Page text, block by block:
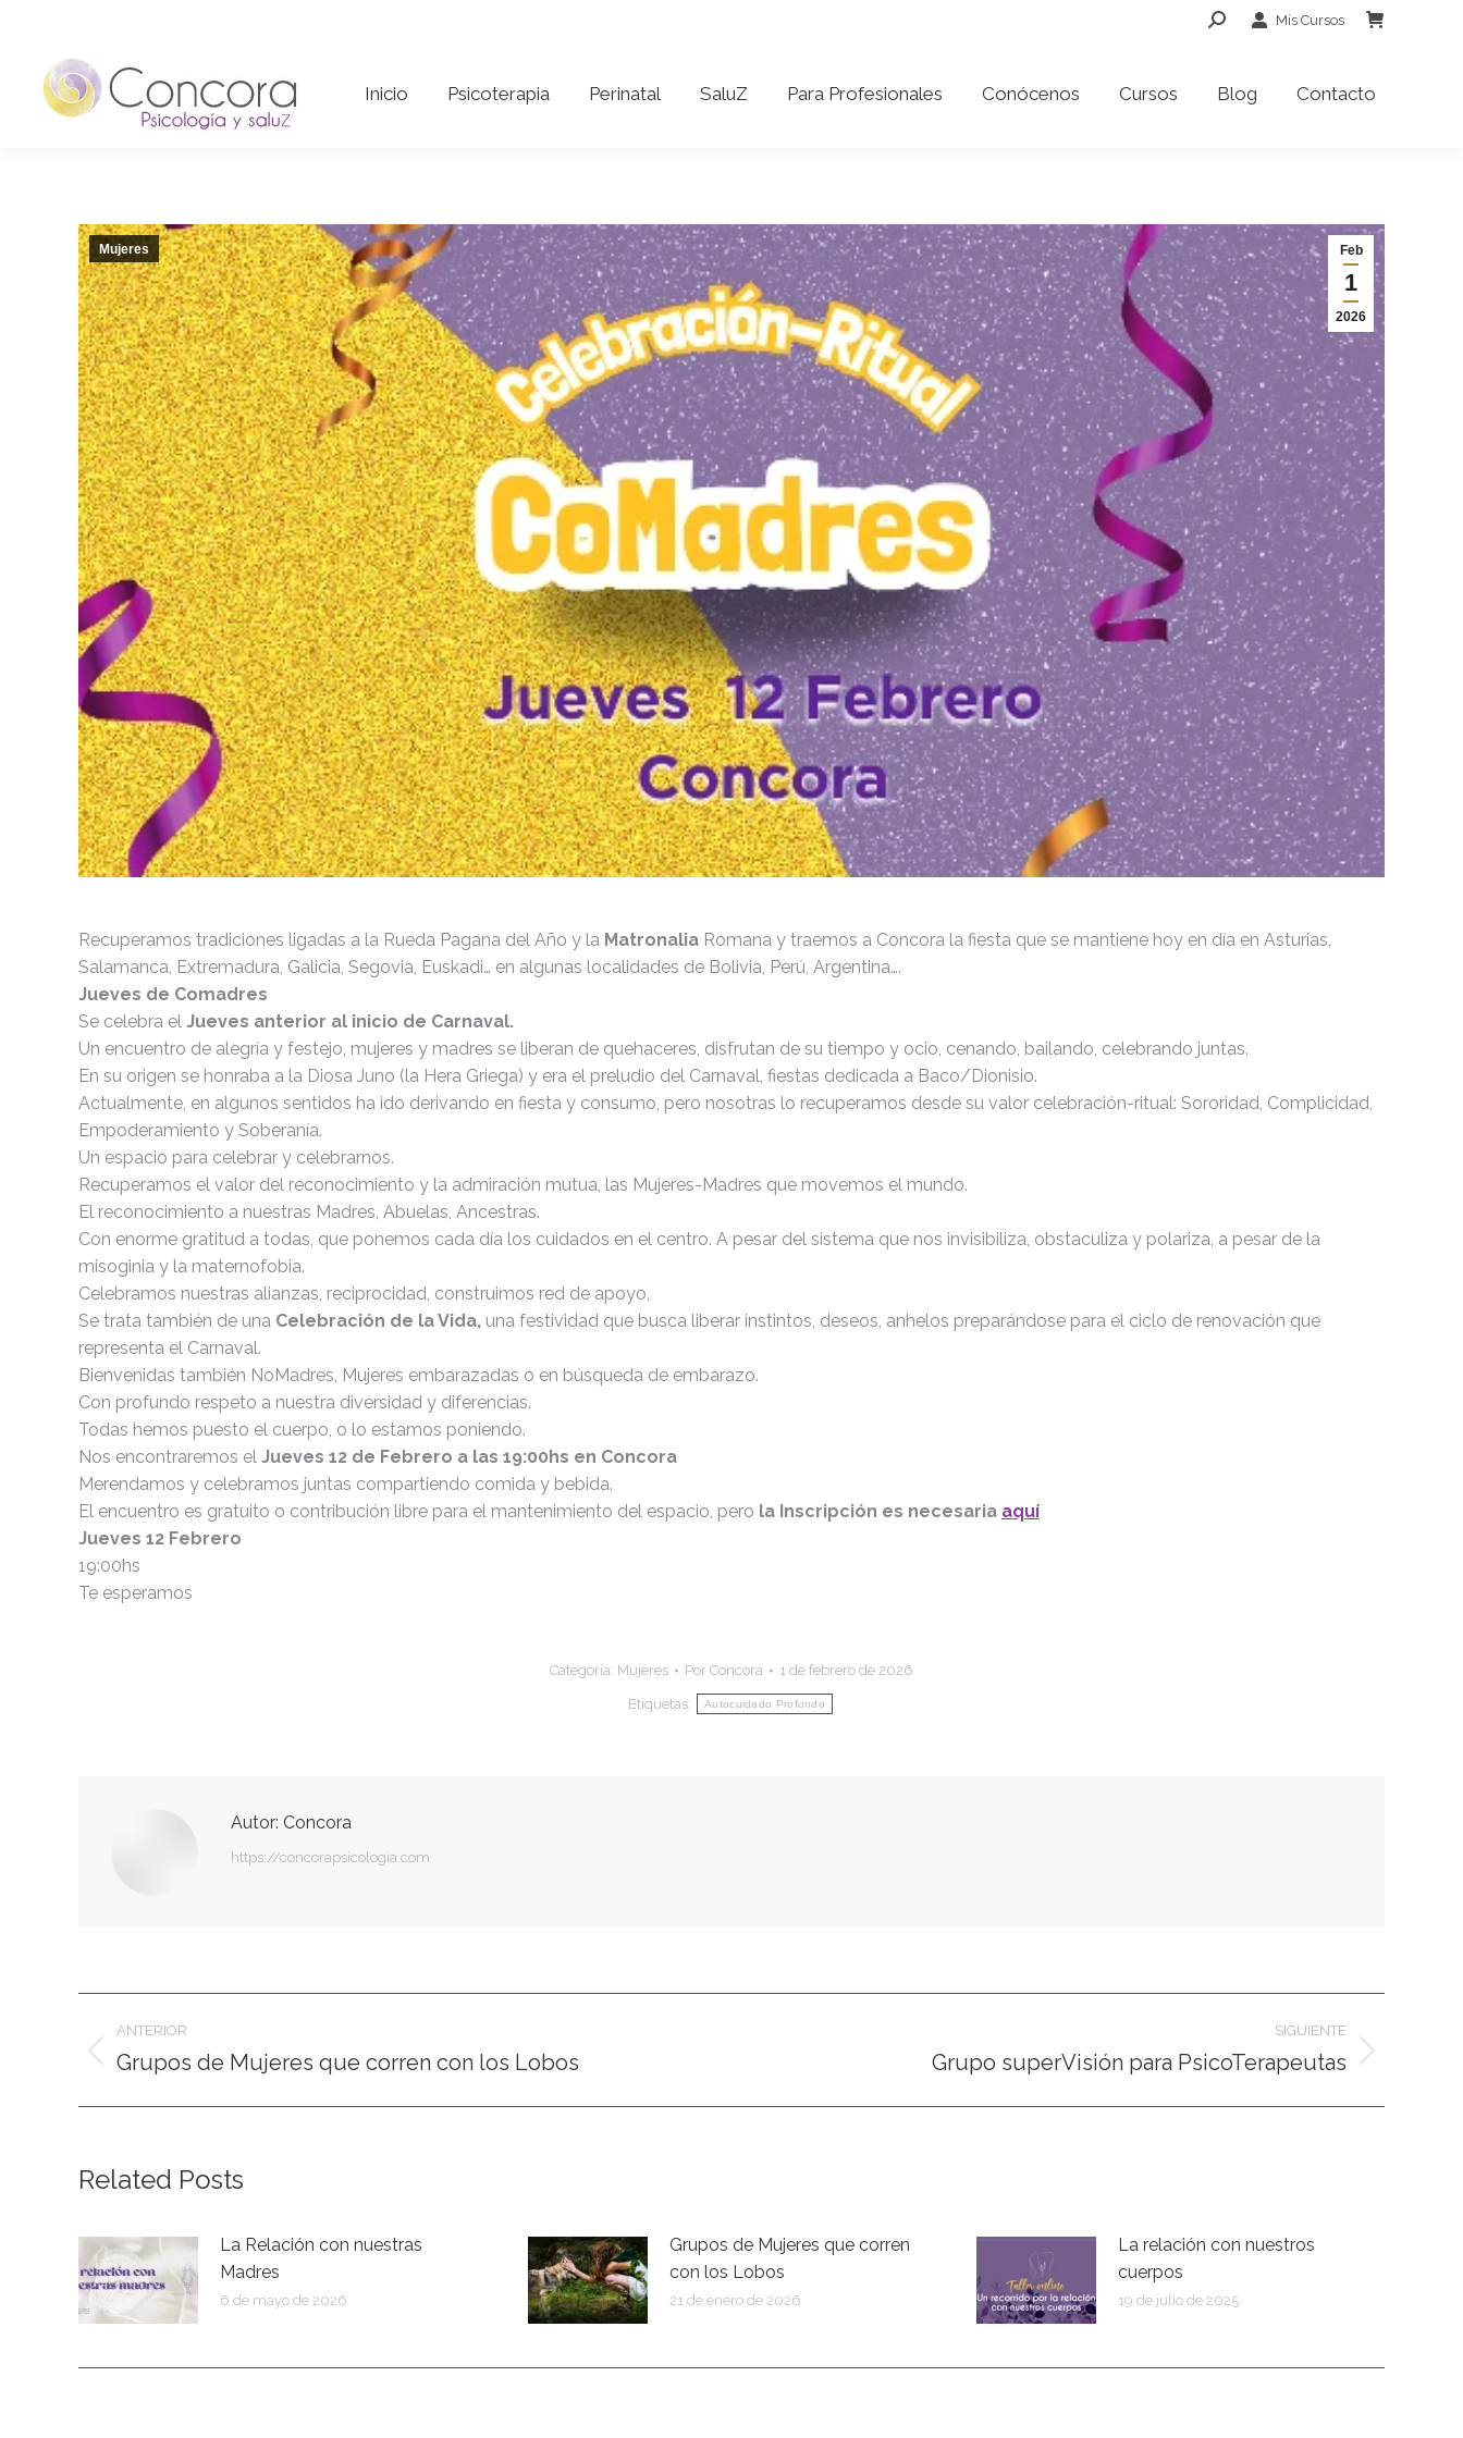
Buscar: Mis Cursos
Inicio Psicoterapia Perinatal SaluZ Para Profesionales Conócenos Cursos Blog Contacto
Feb
1
2026
Mujeres
Recuperamos tradiciones ligadas a la Rueda Pagana del Año y la Matronalia Romana y traemos a Concora la fiesta que se mantiene hoy en día en Asturias,
Salamanca, Extremadura, Galicia, Segovia, Euskadi… en algunas localidades de Bolivia, Perú, Argentina….
Jueves de Comadres
Se celebra el Jueves anterior al inicio de Carnaval.
Un encuentro de alegría y festejo, mujeres y madres se liberan de quehaceres, disfrutan de su tiempo y ocio, cenando, bailando, celebrando juntas.
En su origen se honraba a la Diosa Juno (la Hera Griega) y era el preludio del Carnaval, fiestas dedicada a Baco/Dionisio.
Actualmente, en algunos sentidos ha ido derivando en fiesta y consumo, pero nosotras lo recuperamos desde su valor celebración-ritual: Sororidad, Complicidad,
Empoderamiento y Soberanía.
Un espacio para celebrar y celebrarnos.
Recuperamos el valor del reconocimiento y la admiración mutua, las Mujeres-Madres que movemos el mundo.
El reconocimiento a nuestras Madres, Abuelas, Ancestras.
Con enorme gratitud a todas, que ponemos cada día los cuidados en el centro. A pesar del sistema que nos invisibiliza, obstaculiza y polariza, a pesar de la
misoginia y la maternofobia.
Celebramos nuestras alianzas, reciprocidad, construimos red de apoyo,
Se trata también de una Celebración de la Vida, una festividad que busca liberar instintos, deseos, anhelos preparándose para el ciclo de renovación que
representa el Carnaval.
Bienvenidas también NoMadres, Mujeres embarazadas o en búsqueda de embarazo.
Con profundo respeto a nuestra diversidad y diferencias.
Todas hemos puesto el cuerpo, o lo estamos poniendo.
Nos encontraremos el Jueves 12 de Febrero a las 19:00hs en Concora
Merendamos y celebramos juntas compartiendo comida y bebida.
El encuentro es gratuito o contribución libre para el mantenimiento del espacio, pero la Inscripción es necesaria aquí
Jueves 12 Febrero
19:00hs
Te esperamos
Categoría: Mujeres Por Concora 1 de febrero de 2026
Etiquetas: Autocuidado Profundo
Autor: Concora
https://concorapsicologia.com
Navegación
entre
publicaciones
ANTERIOR
Publicación
Grupos de Mujeres que corren con los Lobos
SIGUIENTE
Grupo superVisión para PsicoTerapeutas
Related Posts
La Relación con nuestras
Madres
6 de mayo de 2026
Grupos de Mujeres que corren
con los Lobos
21 de enero de 2026
La relación con nuestros
cuerpos
19 de julio de 2025